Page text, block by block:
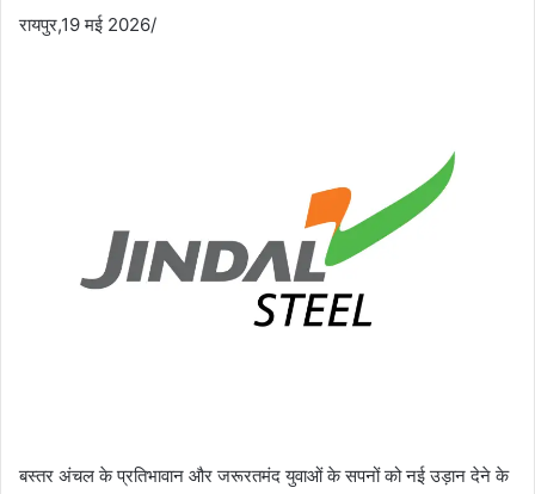
रायपुर,19 मई 2026/
बस्तर अंचल के प्रतिभावान और जरूरतमंद युवाओं के सपनों को नई उड़ान देने के